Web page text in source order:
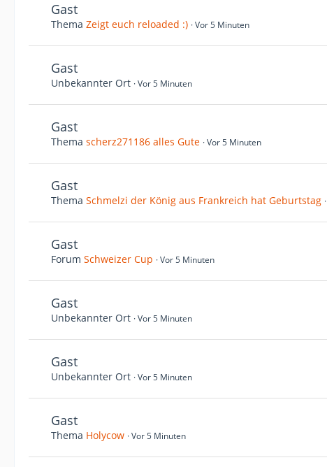
Gast
Thema Zeigt euch reloaded :) Vor 5 Minuten
Gast
Unbekannter Ort Vor 5 Minuten
Gast
Thema scherz271186 alles Gute Vor 5 Minuten
Gast
Thema Schmelzi der König aus Frankreich hat Geburtstag
Gast
Forum Schweizer Cup Vor 5 Minuten
Gast
Unbekannter Ort Vor 5 Minuten
Gast
Unbekannter Ort Vor 5 Minuten
Gast
Thema Holycow Vor 5 Minuten